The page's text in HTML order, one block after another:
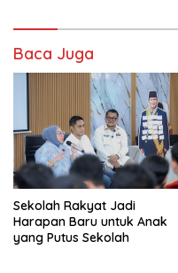
Baca Juga
Sekolah Rakyat Jadi
Harapan Baru untuk Anak
yang Putus Sekolah